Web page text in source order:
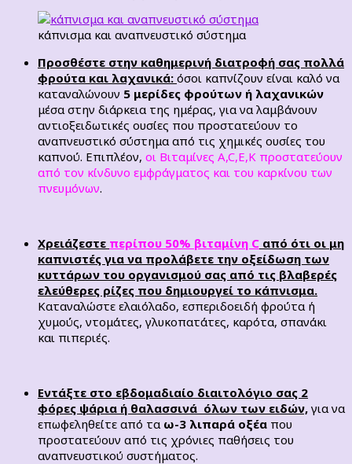
κάπνισμα και αναπνευστικό σύστημα
Προσθέστε στην καθημερινή διατροφή σας πολλά
φρούτα και λαχανικά: όσοι καπνίζουν είναι καλό να
καταναλώνουν 5 μερίδες φρούτων ή λαχανικών
μέσα στην διάρκεια της ημέρας, για να λαμβάνουν
αντιοξειδωτικές ουσίες που προστατεύουν το
αναπνευστικό σύστημα από τις χημικές ουσίες του
καπνού. Επιπλέον, οι Βιταμίνες A,C,E,K προστατεύουν
από τον κίνδυνο εμφράγματος και του καρκίνου των
πνευμόνων.
Χρειάζεστε περίπου 50% βιταμίνη C από ότι οι μη
καπνιστές για να προλάβετε την οξείδωση των
κυττάρων του οργανισμού σας από τις βλαβερές
ελεύθερες ρίζες που δημιουργεί το κάπνισμα.
Καταναλώστε ελαιόλαδο, εσπεριδοειδή φρούτα ή
χυμούς, ντομάτες, γλυκοπατάτες, καρότα, σπανάκι
και πιπεριές.
Εντάξτε στο εβδομαδιαίο διαιτολόγιο σας 2
φόρες ψάρια ή θαλασσινά όλων των ειδών, για να
επωφεληθείτε από τα ω-3 λιπαρά οξέα που
προστατεύουν από τις χρόνιες παθήσεις του
αναπνευστικού συστήματος.